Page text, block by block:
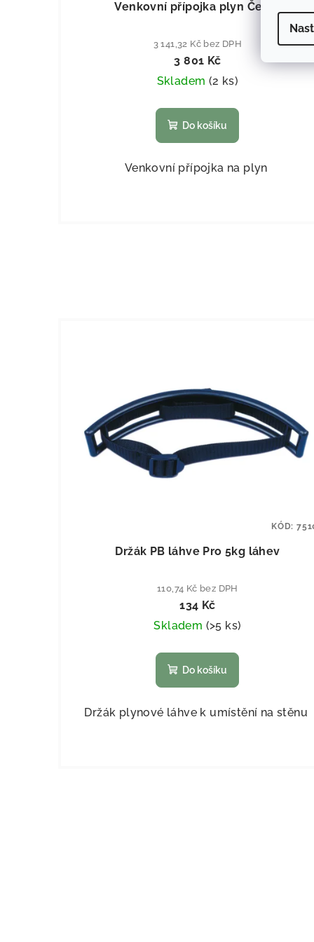
Venkovní přípojka plyn Černá
3 141,32 Kč bez DPH
3 801 Kč
Skladem (2 ks)
Do košíku
Venkovní přípojka na plyn
Držák PB láhve Pro 5kg láhev
110,74 Kč bez DPH
134 Kč
Skladem (>5 ks)
Do košíku
Držák plynové láhve k umístění na stěnu
KÓD: